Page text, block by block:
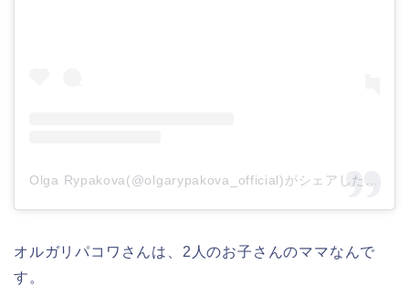
オルガリパコワさんは、2人のお子さんのママなんで
す。